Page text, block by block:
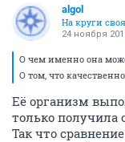
algol
На круги своя
24 ноября
О чем именно она
О том, что
Её организм
только получила
Так что